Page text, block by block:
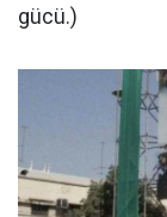
gücü.)